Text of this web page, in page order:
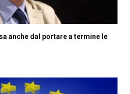
anche dal portare a termine le